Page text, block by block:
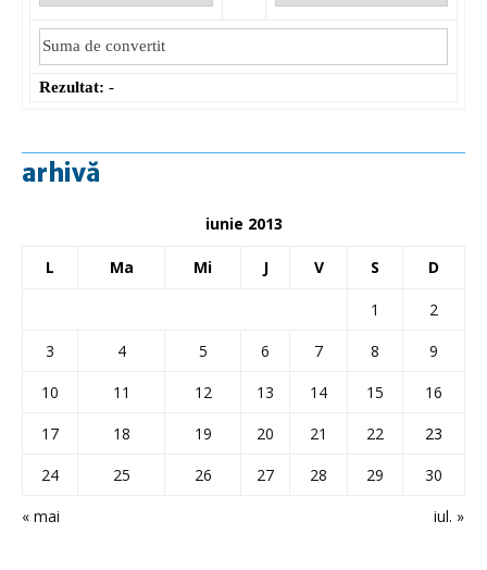
Rezultat: -
arhivă
iunie 2013
L Ma Mi J V S D
« mai iul. »
1
2
3
4 5 6 7 8
9
10
11 12 13 14 15
16
17
18 19 20 21 22
23
24
25 26 27 28 29 30